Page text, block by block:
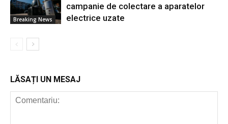
Breaking News
campanie de colectare a aparatelor
electrice uzate
LĂSAȚI UN MESAJ